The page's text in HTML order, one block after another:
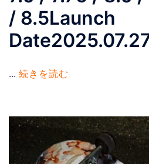
/ 8.5Launch
... 続きを読む